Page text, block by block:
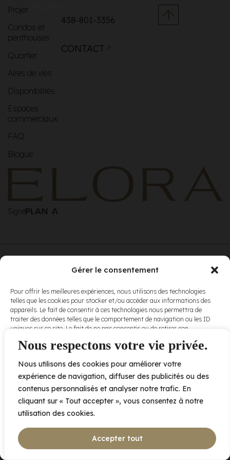
Nous respectons votre vie privée.
Nous utilisons des cookies pour améliorer votre
expérience de navigation, diffuser des publicités ou des
contenus personnalisés et analyser notre trafic. En
cliquant sur « Tout accepter », vous consentez à notre
utilisation des cookies.
Accepter tout
Gérer le consentement
Pour offrir les meilleures expériences, nous utilisons des technologies
telles que les cookies pour stocker et/ou accéder aux informations des
appareils. Le fait de consentir à ces technologies nous permettra de
traiter des données telles que le comportement de navigation ou les ID
uniques sur ce site. Le fait de ne pas consentir ou de retirer son
et fonctions.
Accepter
Refuser
Projet
Condos et
penthouses
Quartier
Aires de vies
Disponibilités
Espaces
commerciaux
FAQ
Blogue
438-801-3356
CONTACT
Signé
conditions
d’utilisationet
nospolitiques
de
confidentialité .
2005 av. de Bois-de-Boulogne, Laval QC H7N 0J7